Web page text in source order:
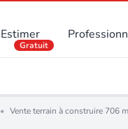
Estimer
Gratuit
• Vente terrain à construire 706